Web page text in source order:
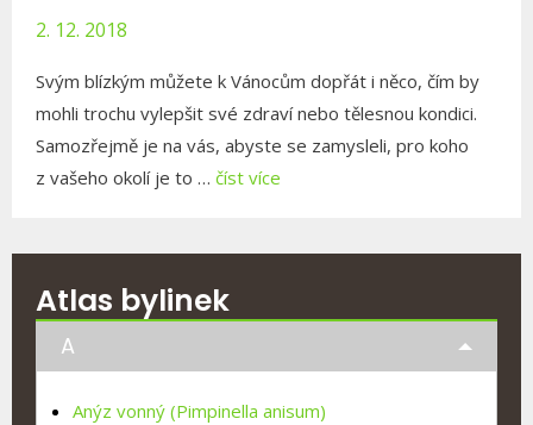
2. 12. 2018
Svým blízkým můžete k Vánocům dopřát i něco, čím by
mohli trochu vylepšit své zdraví nebo tělesnou kondici.
Samozřejmě je na vás, abyste se zamysleli, pro koho
z vašeho okolí je to … číst více
Atlas bylinek
A
Anýz vonný (Pimpinella anisum)